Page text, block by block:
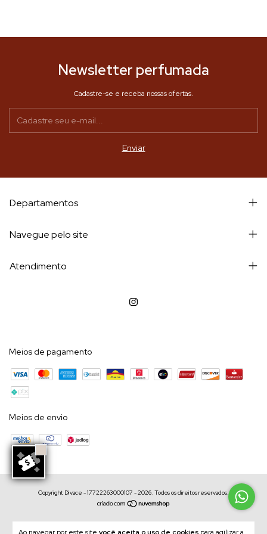
Newsletter perfumada
Cadastre-se e receba nossas ofertas.
Departamentos
Navegue pelo site
Atendimento
Meios de pagamento
Meios de envio
Copyright Divace - 17722263000107 - 2026. Todos os direitos reservados.